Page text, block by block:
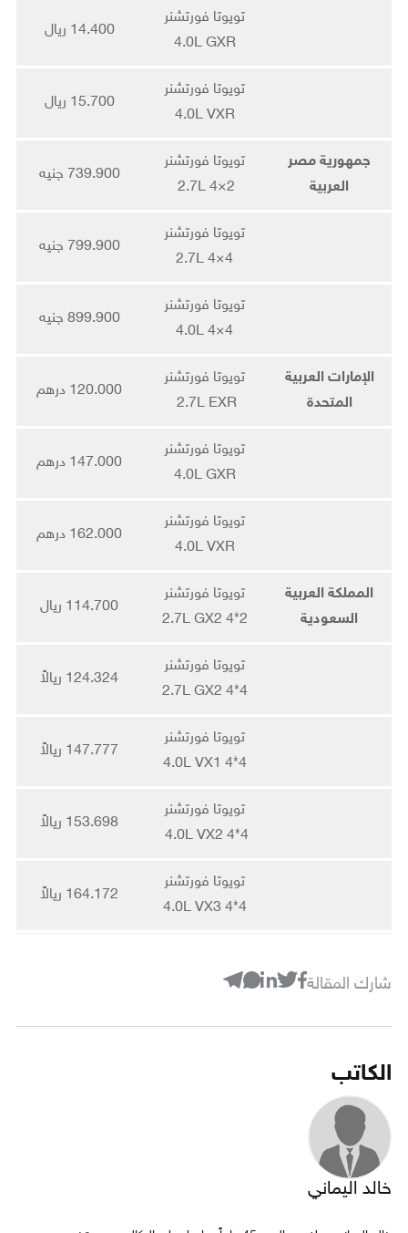
تويوتا فورتشنر
4.0L GXR
14.400 ريال
تويوتا فورتشنر
4.0L VXR
15.700 ريال
جمهورية مصر
العربية
تويوتا فورتشنر
2.7L 4×2
739.900 جنيه
تويوتا فورتشنر
2.7L 4×4
799.900 جنيه
تويوتا فورتشنر
4.0L 4×4
899.900 جنيه
الإمارات العربية
المتحدة
تويوتا فورتشنر
2.7L EXR
120.000 درهم
تويوتا فورتشنر
4.0L GXR
147.000 درهم
تويوتا فورتشنر
4.0L VXR
162.000 درهم
المملكة العربية
السعودية
تويوتا فورتشنر
2.7L GX2 4*2
114.700 ريال
تويوتا فورتشنر
2.7L GX2 4*4
124.324 ريالاً
تويوتا فورتشنر
4.0L VX1 4*4
147.777 ريالاً
تويوتا فورتشنر
4.0L VX2 4*4
153.698 ريالاً
تويوتا فورتشنر
4.0L VX3 4*4
164.172 ريالاً
شارك المقالة
الكاتب
خالد اليماني